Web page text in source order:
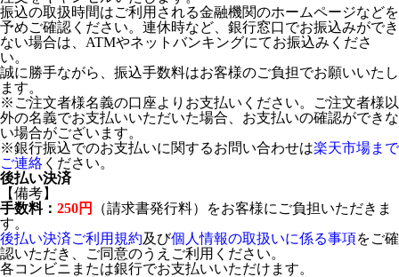
振込の取扱時間はご利用される金融機関のホームページなどを
予めご確認ください。連休時など、銀行窓口でお振込みができ
ない場合は、ATMやネットバンキングにてお振込みくださ
い。
誠に勝手ながら、振込手数料はお客様のご負担でお願いいたし
ます。
※ご注文者様名義の口座よりお支払いください。ご注文者様以
外の名義でお支払いいただいた場合、お支払いの確認ができな
い場合がございます。
※銀行振込でのお支払いに関するお問い合わせは楽天市場まで
ご連絡 ください。
後払い決済
【備考】
手数料： 250円
（請求書発行料）をお客様にご負担いただきま
す。
後払い決済ご利用規約及び個人情報の取扱いに係る事項をご確
認いただき、ご同意のうえご利用ください。
各コンビニまたは銀行でお支払いいただけます。